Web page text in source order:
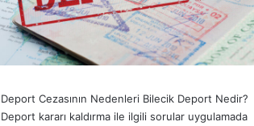
Deport Cezasının Nedenleri Bilecik Deport Nedir?
Deport kararı kaldırma ile ilgili sorular uygulamada